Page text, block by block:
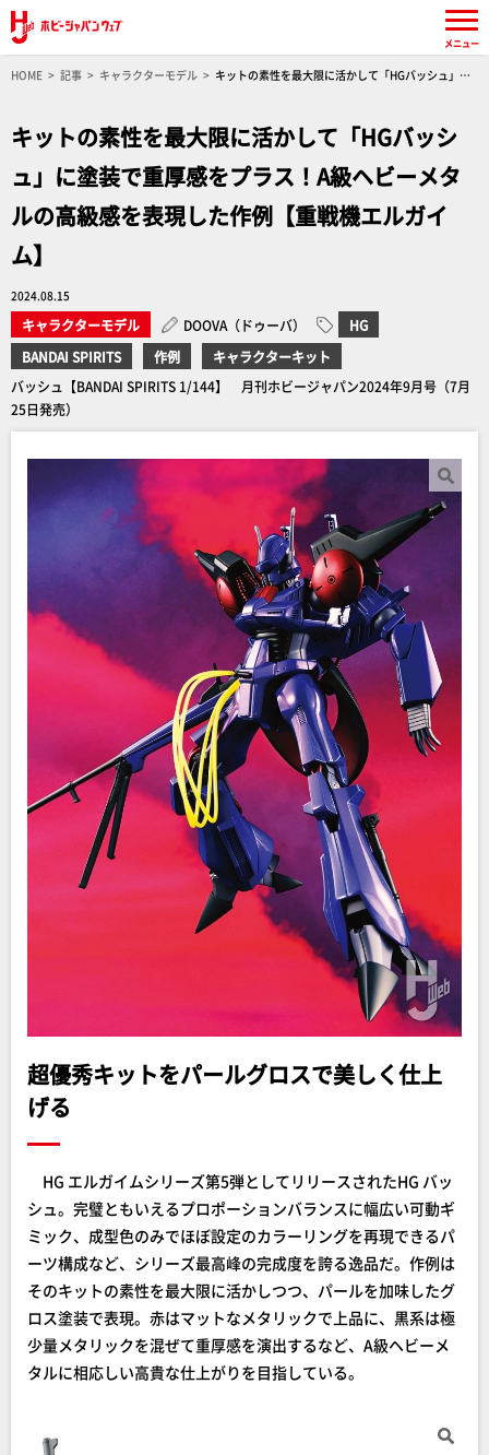
HOME 記事 キャラクターモデル
キットの素性を最大限に活かして「HGバッシュ」に
キットの素性を最大限に活かして「HGバッシ
ュ」に塗装で重厚感をプラス！A級ヘビーメタ
ルの高級感を表現した作例【重戦機エルガイ
ム】
2024.08.15
キャラクターモデル DOOVA（ドゥーバ）
HG
BANDAI SPIRITS
作例
キャラクターキット
バッシュ【BANDAI SPIRITS 1/144】 月刊ホビージャパン2024年9月号（7月
25日発売）
超優秀キットをパールグロスで美しく仕上
げる
HG エルガイムシリーズ第5弾としてリリースされたHG バッ
シュ。完璧ともいえるプロポーションバランスに幅広い可動ギ
ミック、成型色のみでほぼ設定のカラーリングを再現できるパ
ーツ構成など、シリーズ最高峰の完成度を誇る逸品だ。作例は
そのキットの素性を最大限に活かしつつ、パールを加味したグ
ロス塗装で表現。赤はマットなメタリックで上品に、黒系は極
少量メタリックを混ぜて重厚感を演出するなど、A級ヘビーメ
タルに相応しい高貴な仕上がりを目指している。
メニュー